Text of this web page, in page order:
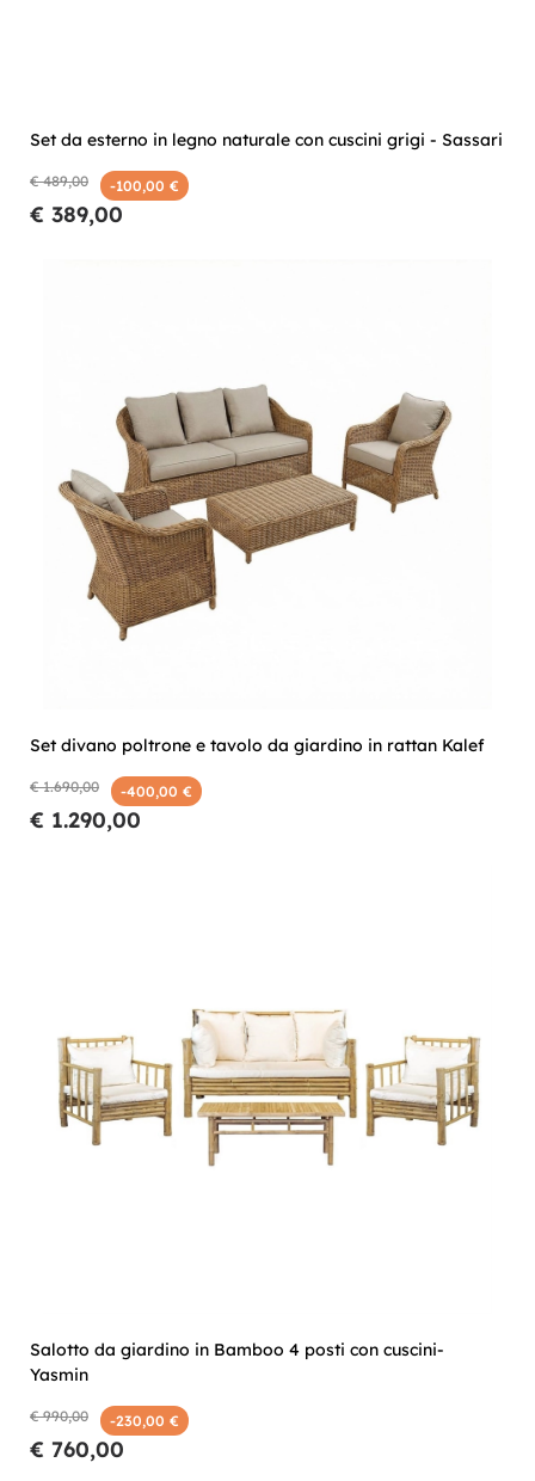
Set da esterno in legno naturale con cuscini grigi - Sassari
€ 489,00 -100,00 €
€ 389,00
Set divano poltrone e tavolo da giardino in rattan Kalef
€ 1.690,00 -400,00 €
€ 1.290,00
Salotto da giardino in Bamboo 4 posti con cuscini-
Yasmin
€ 990,00 -230,00 €
€ 760,00